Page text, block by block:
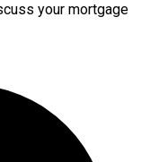
your mortgage